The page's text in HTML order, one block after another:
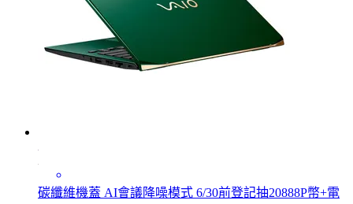
碳纖維機蓋 AI會議降噪模式 6/30前登記抽20888P幣+電